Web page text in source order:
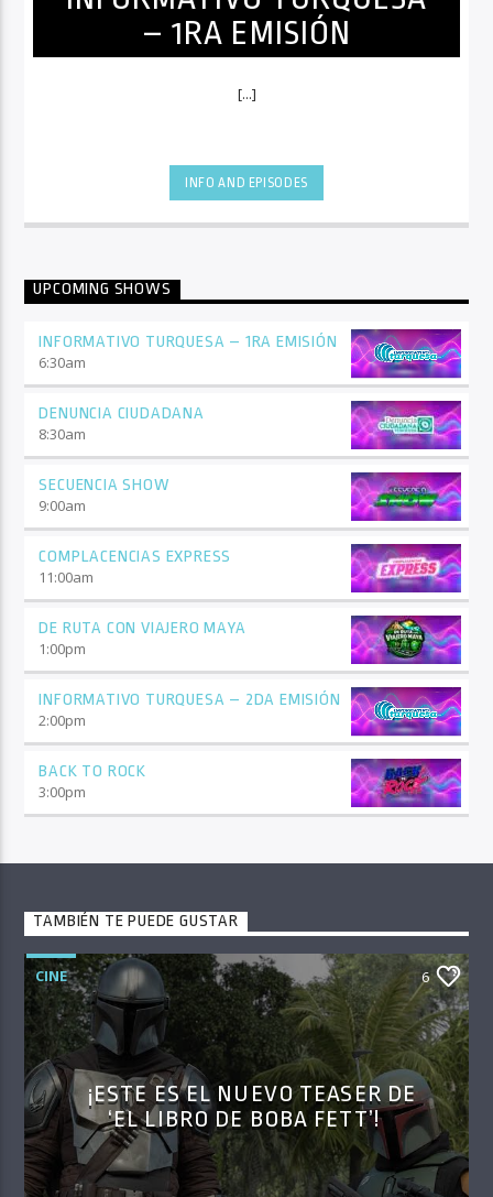
– 1RA EMISIÓN
[...]
INFO AND EPISODES
UPCOMING SHOWS
INFORMATIVO TURQUESA – 1RA EMISIÓN
6:30am
DENUNCIA CIUDADANA
8:30am
SECUENCIA SHOW
9:00am
COMPLACENCIAS EXPRESS
11:00am
DE RUTA CON VIAJERO MAYA
1:00pm
INFORMATIVO TURQUESA – 2DA EMISIÓN
2:00pm
BACK TO ROCK
3:00pm
TAMBIÉN TE PUEDE GUSTAR
CINE 6
¡ESTE ES EL NUEVO TEASER DE
‘EL LIBRO DE BOBA FETT’!